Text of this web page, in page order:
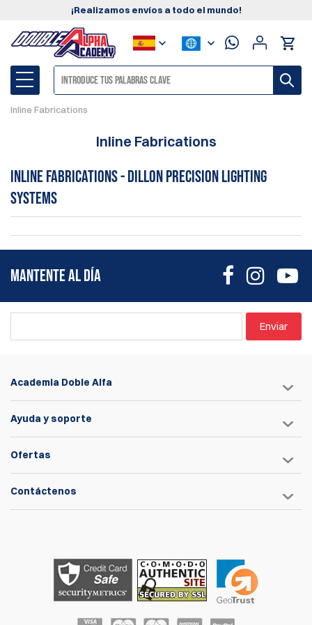
¡Realizamos envíos a todo el mundo!
Inline Fabrications
Inline Fabrications
Inline Fabrications - Dillon Precision Lighting
Systems
MANTENTE AL DÍA
Enviar
Academia Doble Alfa
Ayuda y soporte
Ofertas
Contáctenos